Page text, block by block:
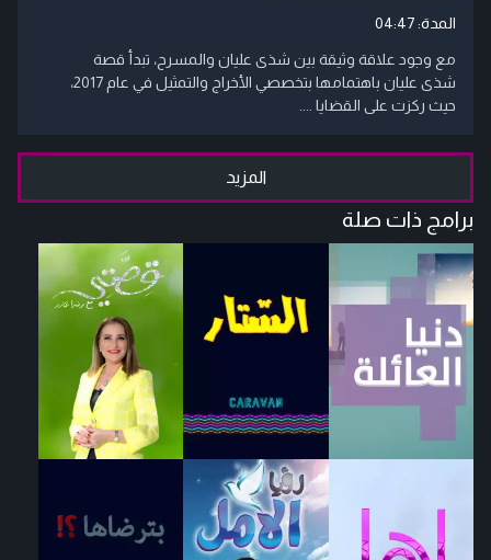
المدة:04:47
مع وجود علاقة وثيقة بين شذى عليان والمسرح، تبدأ قصة
شذى عليان باهتمامها بتخصصي الأخراج والتمثيل في عام 2017،
حيث ركزت على القضايا ....
المزيد
برامج ذات صلة